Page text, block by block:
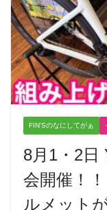
FIN'Sのなにしてがぁ
8月1・2日
会開催！
ルメット